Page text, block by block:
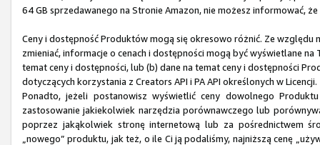
64 GB sprzedawanego na Stronie Amazon, nie możesz informować,
Ceny i dostępność Produktów mogą się okresowo różnić. Ze względu
zmieniać, informacje o cenach i dostępności mogą być wyświetlane
temat ceny i dostępności, lub (b) dane na temat ceny i dostępności
dotyczących korzystania z Creators API i PA API określonych w Licencji.
Ponadto, jeżeli postanowisz wyświetlić ceny dowolnego
zastosowanie jakiekolwiek narzędzia porównawczego lub
poprzez jakąkolwiek stronę internetową lub za pośrednictwem
„nowego” produktu, jak też, o ile Ci ją podaliśmy, najniższą cenę